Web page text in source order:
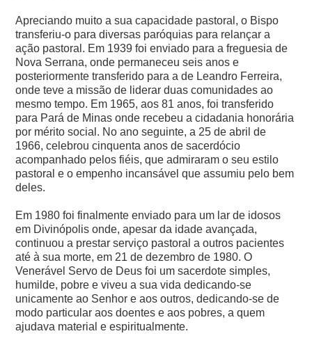
Apreciando muito a sua capacidade pastoral, o Bispo
transferiu-o para diversas paróquias para relançar a
ação pastoral. Em 1939 foi enviado para a freguesia de
Nova Serrana, onde permaneceu seis anos e
posteriormente transferido para a de Leandro Ferreira,
onde teve a missão de liderar duas comunidades ao
mesmo tempo. Em 1965, aos 81 anos, foi transferido
para Pará de Minas onde recebeu a cidadania honorária
por mérito social. No ano seguinte, a 25 de abril de
1966, celebrou cinquenta anos de sacerdócio
acompanhado pelos fiéis, que admiraram o seu estilo
pastoral e o empenho incansável que assumiu pelo bem
deles.
Em 1980 foi finalmente enviado para um lar de idosos
em Divinópolis onde, apesar da idade avançada,
continuou a prestar serviço pastoral a outros pacientes
até à sua morte, em 21 de dezembro de 1980.O
Venerável Servo de Deus foi um sacerdote simples,
humilde, pobre e viveu a sua vida dedicando-se
unicamente ao Senhor e aos outros, dedicando-se de
modo particular aos doentes e aos pobres, a quem
ajudava material e espiritualmente.